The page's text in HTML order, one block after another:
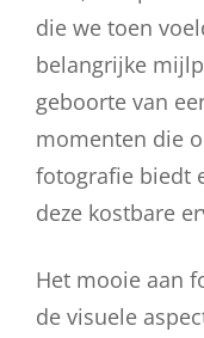
die we toen
belangrijke
geboorte van
momenten die
fotografie biedt
deze kostbare
Het mooie aan
de visuele